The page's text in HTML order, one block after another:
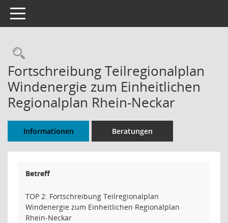
Toggle navigation
Rechercheauswahl
Fortschreibung Teilregionalplan
Windenergie zum Einheitlichen
Regionalplan Rhein-Neckar
Informationen Beratungen
Betreff
TOP 2: Fortschreibung Teilregionalplan
Windenergie zum Einheitlichen Regionalplan
Rhein-Neckar